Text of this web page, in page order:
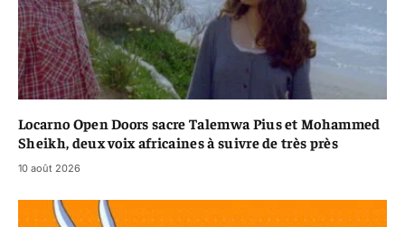
Locarno Open Doors sacre Talemwa Pius et Mohammed
Sheikh, deux voix africaines à suivre de très près
10 août 2026